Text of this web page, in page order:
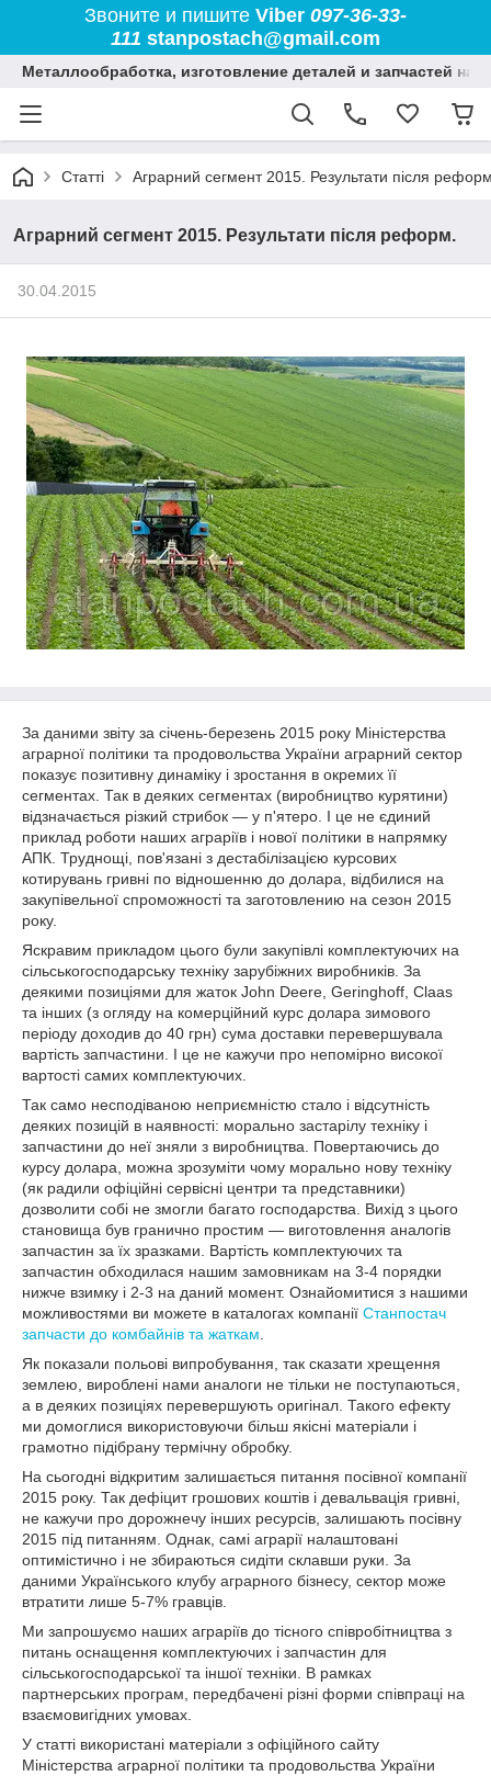
Звоните и пишите Viber 097-36-33-
111 stanpostach@gmail.com
Металлообработка, изготовление деталей и запчастей на
Статті Аграрний сегмент 2015. Результати після
Аграрний сегмент 2015. Результати після реформ.
30.04.2015
За даними звіту за січень-березень 2015 року Міністерства
аграрної політики та продовольства України аграрний сектор
показує позитивну динаміку і зростання в окремих її
сегментах. Так в деяких сегментах (виробництво курятини)
відзначається різкий стрибок ― у п'ятеро. І це не єдиний
приклад роботи наших аграріїв і нової політики в напрямку
АПК. Труднощі, пов'язані з дестабілізацією курсових
котирувань гривні по відношенню до долара, відбилися на
закупівельної спроможності та заготовлению на сезон 2015
року.
Яскравим прикладом цього були закупівлі комплектуючих на
сільськогосподарську техніку зарубіжних виробників. За
деякими позиціями для жаток John Deere, Geringhoff, Claas
та інших (з огляду на комерційний курс долара зимового
періоду доходив до 40 грн) сума доставки перевершувала
вартість запчастини. І це не кажучи про непомірно високої
вартості самих комплектуючих.
Так само несподіваною неприємністю стало і відсутність
деяких позицій в наявності: морально застарілу техніку і
запчастини до неї зняли з виробництва. Повертаючись до
курсу долара, можна зрозуміти чому морально нову техніку
(як радили офіційні сервісні центри та представники)
дозволити собі не змогли багато господарства. Вихід з цього
становища був гранично простим ― виготовлення аналогів
запчастин за їх зразками. Вартість комплектуючих та
запчастин обходилася нашим замовникам на 3-4 порядки
нижче взимку і 2-3 на даний момент. Ознайомитися з нашими
можливостями ви можете в каталогах компанії Станпостач
запчасти до комбайнів та жаткам
Як показали польові випробування, так сказати хрещення
землею, вироблені нами аналоги не тільки не поступаються,
а в деяких позиціях перевершують оригінал. Такого ефекту
ми домоглися використовуючи більш якісні матеріали і
грамотно підібрану термічну обробку.
На сьогодні відкритим залишається питання посівної компанії
2015 року. Так дефіцит грошових коштів і девальвація гривні,
не кажучи про дорожнечу інших ресурсів, залишають посівну
2015 під питанням. Однак, самі аграрії налаштовані
оптимістично і не збираються сидіти склавши руки. За
даними Українського клубу аграрного бізнесу, сектор може
втратити лише 5-7% гравців.
Ми запрошуємо наших аграріїв до тісного співробітництва з
питань оснащення комплектуючих і запчастин для
сільськогосподарської та іншої техніки. В рамках
партнерських програм, передбачені різні форми співпраці на
взаємовигідних умовах.
У статті використані матеріали з офіційного сайту
Міністерства аграрної політики та продовольства України